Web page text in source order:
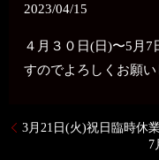
2023/04/15
４月３０日(日)〜5月7
すのでよろしくお願い
3月21日(火)祝日臨時休
7